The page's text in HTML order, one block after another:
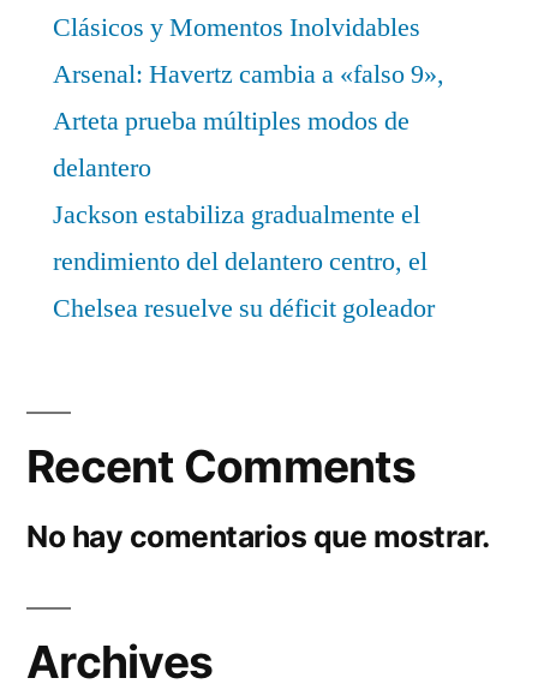
Clásicos y Momentos Inolvidables
Arsenal: Havertz cambia a «falso 9»,
Arteta prueba múltiples modos de
delantero
Jackson estabiliza gradualmente el
rendimiento del delantero centro, el
Chelsea resuelve su déficit goleador
Recent Comments
No hay comentarios que mostrar.
Archives